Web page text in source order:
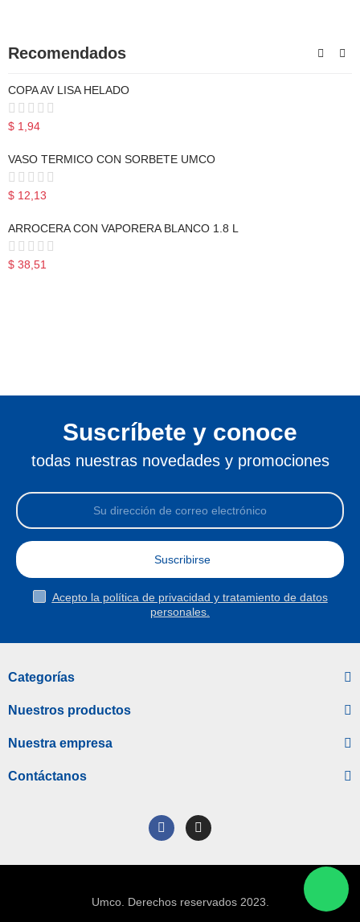
Recomendados
COPA AV LISA HELADO
$ 1,94
VASO TERMICO CON SORBETE UMCO
$ 12,13
ARROCERA CON VAPORERA BLANCO 1.8 L
$ 38,51
Suscríbete y conoce
todas nuestras novedades y promociones
Suscribirse
Acepto la política de privacidad y tratamiento de datos
personales.
Contáctanos
Nuestra empresa
Nuestros productos
Categorías
Umco. Derechos reservados 2023.